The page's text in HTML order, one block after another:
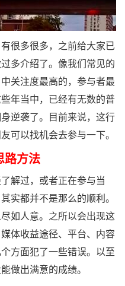
很多很多，之前给大家已
多介绍了。像我们常见的
关注度最高的，参与者最
年当中，已经有无数的普
逆袭了。目前来说，这行
可以找机会去参与一下。
路方法
解过，或者正在参与当
实都并不是那么的顺利。
如人意。之所以会出现这
体收益途径、平台、内容
方面犯了一些错误。以至
做出满意的成绩。